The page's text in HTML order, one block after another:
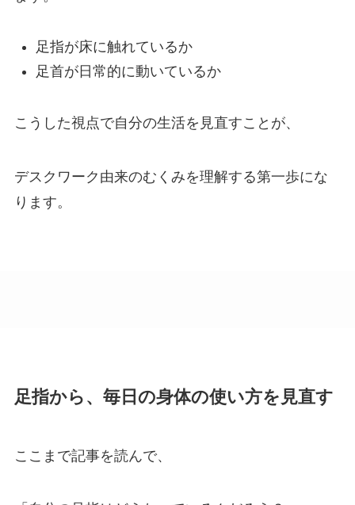
足指が床に触れているか
足首が日常的に動いているか
こうした視点で自分の生活を見直すことが、
デスクワーク由来のむくみを理解する第一歩にな
ります。
足指から、毎日の身体の使い方を見直す
ここまで記事を読んで、